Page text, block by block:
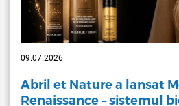
09.07.2026
Abril et Nature a lansat
Renaissance – sistemul